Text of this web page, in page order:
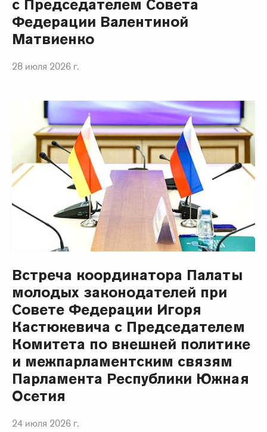
с Председателем Совета
Федерации Валентиной
Матвиенко
28 июля 2026 г.
Встреча координатора Палаты
молодых законодателей при
Совете Федерации Игоря
Кастюкевича с Председателем
Комитета по внешней политике
и межпарламентским связям
Парламента Республики Южная
Осетия
24 июля 2026 г.